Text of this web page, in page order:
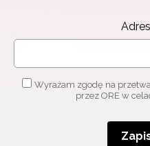
Wyrażam zgodę na
przez ORE w